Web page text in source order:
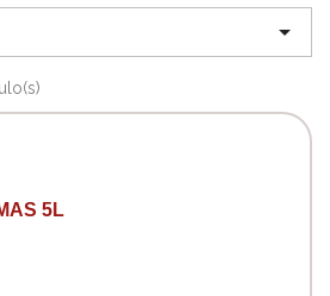

5L